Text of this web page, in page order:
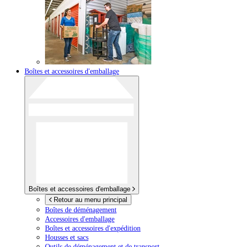
Boîtes et accessoires d'emballage
Boîtes et accessoires d'emballage
Retour au menu principal
Boîtes de déménagement
Accessoires d'emballage
Boîtes et accessoires d'expédition
Housses et sacs